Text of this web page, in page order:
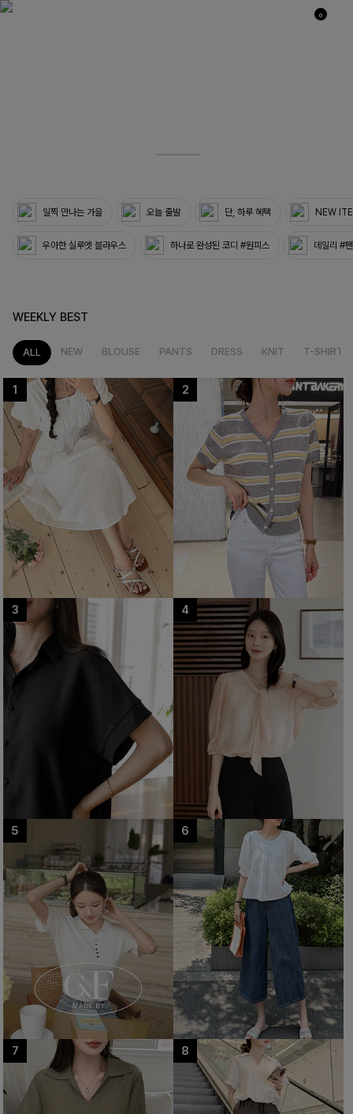
0
일찍 만나는 가을 오늘 출발 단, 하루 혜택 NEW
우아한 실루엣 블라우스 하나로 완성된 코디 #원피스 데일리 #
WEEKLY BEST
ALL NEW BLOUSE PANTS DRESS KNIT T-SHIRT